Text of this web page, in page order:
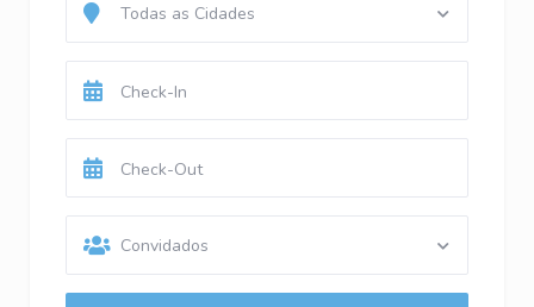
Todas as Cidades
Convidados